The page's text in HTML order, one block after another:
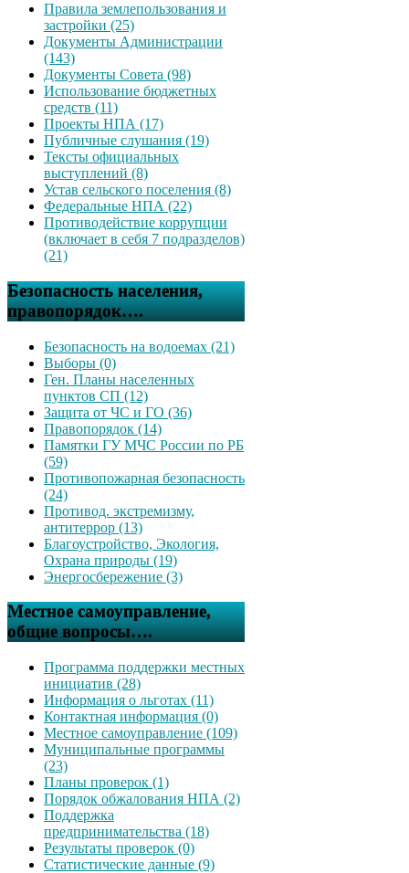
Правила землепользования и
застройки (25)
Документы Администрации
(143)
Документы Совета (98)
Использование бюджетных
средств (11)
Проекты НПА (17)
Публичные слушания (19)
Тексты официальных
выступлений (8)
Устав сельского поселения (8)
Федеральные НПА (22)
Противодействие коррупции
(включает в себя 7 подразделов)
(21)
Безопасность населения,
правопорядок….
Безопасность на водоемах (21)
Выборы (0)
Ген. Планы населенных
пунктов СП (12)
Защита от ЧС и ГО (36)
Правопорядок (14)
Памятки ГУ МЧС России по РБ
(59)
Противопожарная безопасность
(24)
Противод. экстремизму,
антитеррор (13)
Благоустройство, Экология,
Охрана природы (19)
Энергосбережение (3)
Местное самоуправление,
общие вопросы….
Программа поддержки местных
инициатив (28)
Информация о льготах (11)
Контактная информация (0)
Местное самоуправление (109)
Муниципальные программы
(23)
Планы проверок (1)
Порядок обжалования НПА (2)
Поддержка
предпринимательства (18)
Результаты проверок (0)
Статистические данные (9)